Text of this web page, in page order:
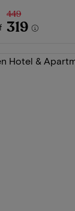
449
319